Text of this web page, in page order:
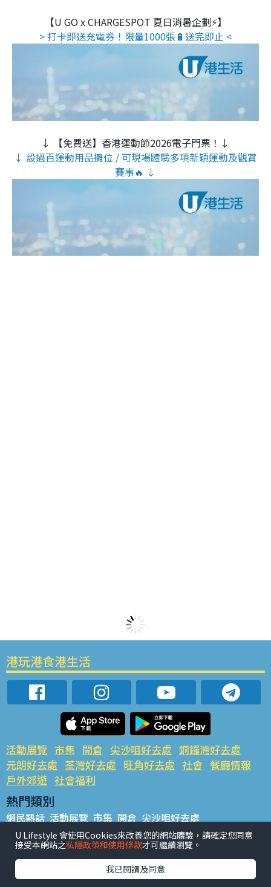
【U GO x CHARGESPOT 夏日消暑企劃⚡】
> 打卡即送充電券！限量1000張🔋送完即止 <
↓ 【免費送】香港運動節2026電子門票！↓
↓ 設過百運動用品攤位 / 可現場體驗多項新穎運動及觀賞
賽事🔥 ↓
港玩港食港生活
活動展覽 市集 開倉 尖沙咀好去處 銅鑼灣好去處
元朗好去處 荃灣好去處 旺角好去處 社會 餐廳情報
戶外郊遊 社會福利
熱門類別
網民熱話 活動展覽 市集 開倉 尖沙咀好去處
銅鑼灣好去處 元朗好去處 荃灣好去處 旺角好去處 社會
餐廳情報 戶外郊遊
熱門標籤
U Lifestyle 會使用Cookies來改善您的網站體驗，請確定您同意
接受本網站之私隱政策和使用條款才可繼續瀏覽。
我已閱讀及同意